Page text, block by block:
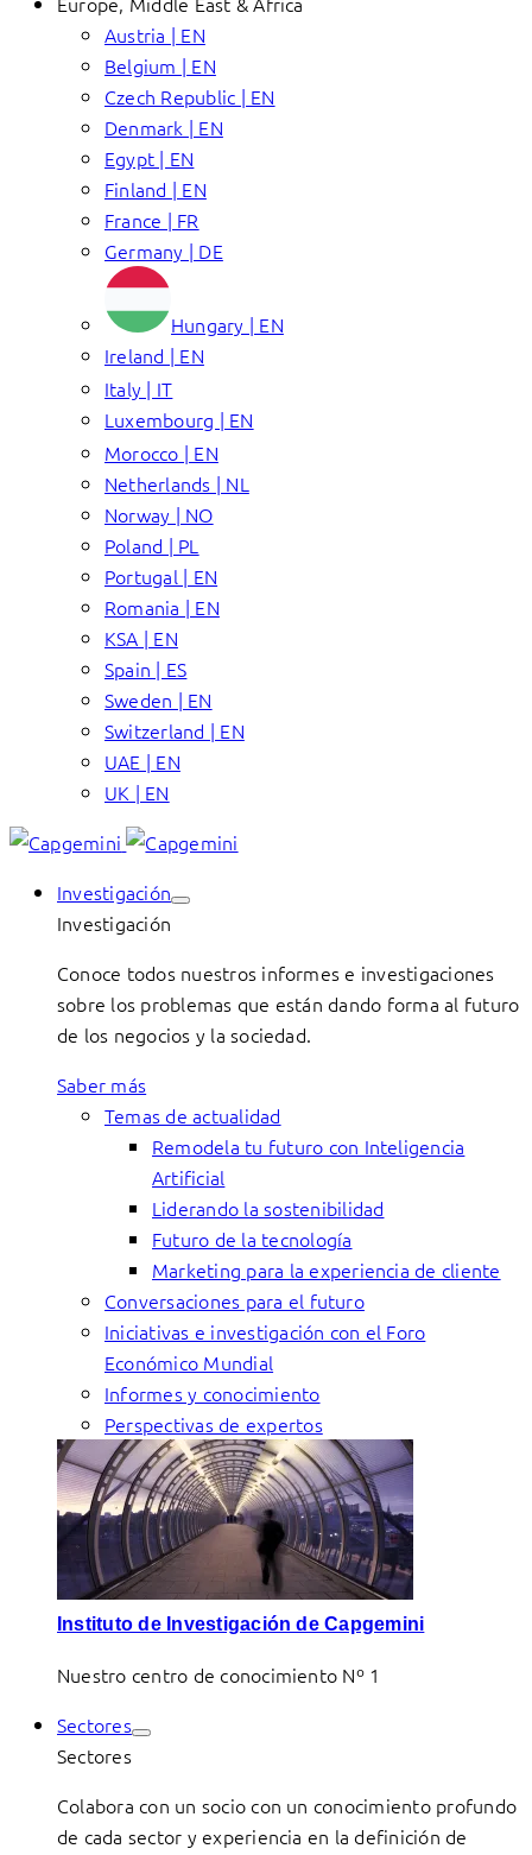
Austria | EN
Belgium | EN
Czech Republic | EN
Denmark | EN
Egypt | EN
Finland | EN
France | FR
Germany | DE
Hungary | EN
Ireland | EN
Italy | IT
Luxembourg | EN
Morocco | EN
Netherlands | NL
Norway | NO
Poland | PL
Portugal | EN
Romania | EN
KSA | EN
Spain | ES
Sweden | EN
Switzerland | EN
UAE | EN
UK | EN
Investigación
Investigación
Conoce todos nuestros informes e investigaciones
sobre los problemas que están dando forma al futuro
de los negocios y la sociedad.
Saber más
Temas de actualidad
Remodela tu futuro con Inteligencia
Artificial
Liderando la sostenibilidad
Futuro de la tecnología
Marketing para la experiencia de cliente
Conversaciones para el futuro
Iniciativas e investigación con el Foro
Económico Mundial
Informes y conocimiento
Perspectivas de expertos
Instituto de Investigación de Capgemini
Nuestro centro de conocimiento Nº 1
Sectores
Sectores
Colabora con un socio con un conocimiento profundo
de cada sector y experiencia en la definición de